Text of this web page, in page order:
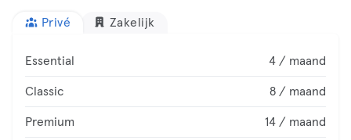
Privé Zakelijk
Essential 4 / maand
Classic 8 / maand
Premium 14 / maand